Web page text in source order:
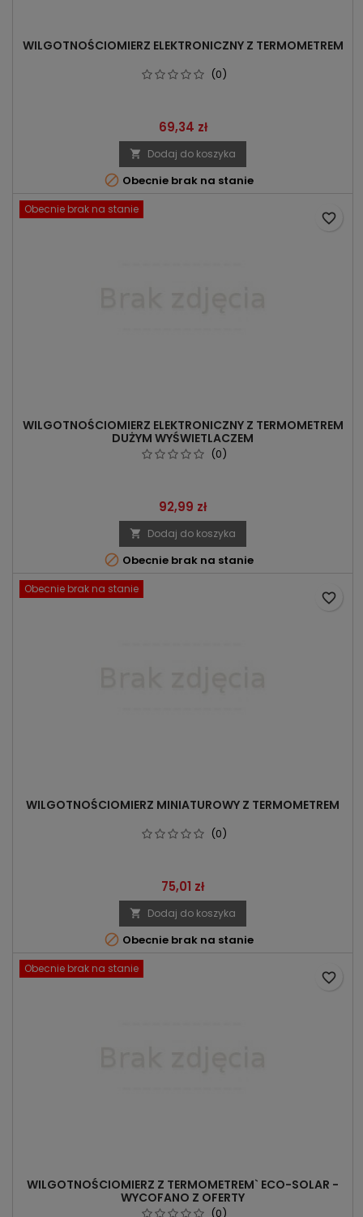
WILGOTNOŚCIOMIERZ ELEKTRONICZNY Z TERMOMETREM
(0)
Cena
69,34 zł
 Dodaj do koszyka
 Obecnie brak na stanie
Obecnie brak na stanie
WILGOTNOŚCIOMIERZ ELEKTRONICZNY Z TERMOMETREM
DUŻYM WYŚWIETLACZEM
(0)
Cena
92,99 zł
 Dodaj do koszyka
 Obecnie brak na stanie
favorite_border
Obecnie brak na stanie
WILGOTNOŚCIOMIERZ MINIATUROWY Z TERMOMETREM
(0)
Cena
75,01 zł
 Dodaj do koszyka
 Obecnie brak na stanie
favorite_border
Obecnie brak na stanie
WILGOTNOŚCIOMIERZ Z TERMOMETREM` ECO-SOLAR -
WYCOFANO Z OFERTY
(0)
favorite_border